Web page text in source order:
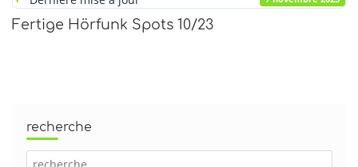
Fertige Hörfunk Spots 10/23
recherche